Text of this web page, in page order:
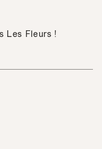
Les Fleurs !